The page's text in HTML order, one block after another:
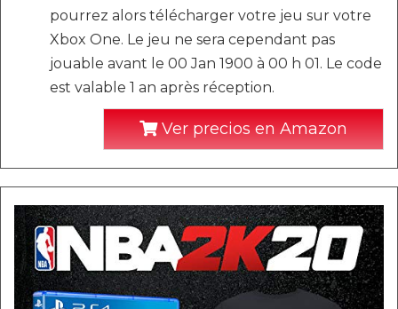
pourrez alors télécharger votre jeu sur votre
Xbox One. Le jeu ne sera cependant pas
jouable avant le 00 Jan 1900 à 00 h 01. Le code
est valable 1 an après réception.
Ver precios en Amazon